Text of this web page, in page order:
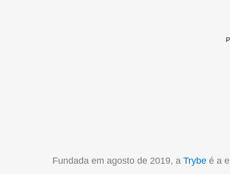
Fundada em agosto de 2019, a Trybe é a